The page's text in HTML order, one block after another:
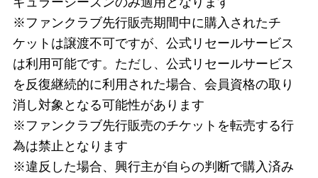
※ファンクラブ先行販売期間中に購入されたチ
ケットは譲渡不可ですが、公式リセールサービス
は利用可能です。ただし、公式リセールサービス
を反復継続的に利用された場合、会員資格の取り
消し対象となる可能性があります
※ファンクラブ先行販売のチケットを転売する行
為は禁止となります
※違反した場合、興行主が自らの判断で購入済み